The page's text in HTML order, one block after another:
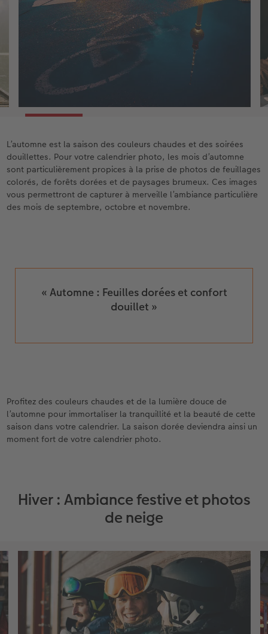
Choisissez maintenant les photos qui
conviennent le mieux à chaque mois. Vous
disposez ici d’une certaine flexibilité : Les
photos pour juillet conviennent
probablement aussi pour août, et
inversement. Pour les photos de famille ou
compte des anniversaires ou d’autres
Lorsque vous placez les photos dans le
calendrier, il est souvent utile de « se
rapprocher », c’est-à-dire de zoomer
légèrement sur les images et de les
recadrer.
L’automne est la saison des couleurs chaudes et des soirées
douillettes. Pour votre calendrier photo, les mois d’automne
sont particulièrement propices à la prise de photos de feuillages
colorés, de forêts dorées et de paysages brumeux. Ces images
vous permettront de capturer à merveille l’ambiance particulière
des mois de septembre, octobre et novembre.
« Automne : Feuilles dorées et confort
douillet »
Profitez des couleurs chaudes et de la lumière douce de
l’automne pour immortaliser la tranquillité et la beauté de cette
saison dans votre calendrier. La saison dorée deviendra ainsi un
moment fort de votre calendrier photo.
Hiver : Ambiance festive et photos
de neige